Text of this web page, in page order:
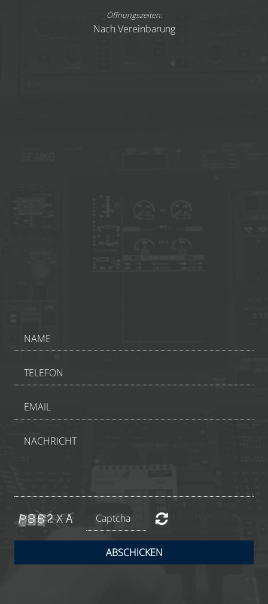
Öffnungszeiten:
Nach Vereinbarung
ABSCHICKEN